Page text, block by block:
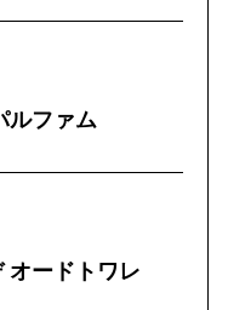
ルファム
オードトワレ